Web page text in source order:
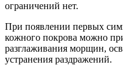
ограничений нет.
При появлении первых
кожного покрова можно
разглаживания морщин,
устранения раздражений.